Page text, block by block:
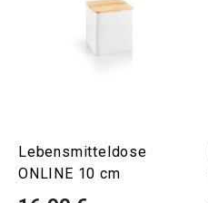
Lebensmitteldose
ONLINE 10 cm